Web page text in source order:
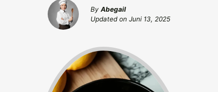
By Abegail
Updated on Juni 13, 2025